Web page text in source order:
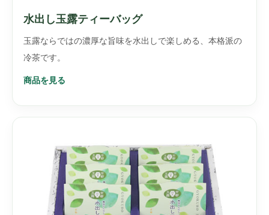
水出し玉露ティーバッグ
玉露ならではの濃厚な旨味を水出しで楽しめる、本格派の
冷茶です。
商品を見る